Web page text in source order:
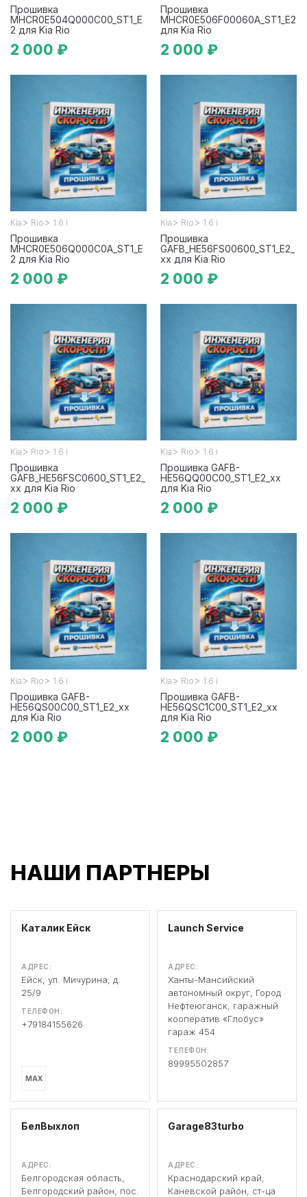
Прошивка
MHCR0E504Q000C00_ST1_E
2 для Kia Rio
2 000 ₽
Прошивка
MHCR0E506F00060A_ST1_E2
для Kia Rio
2 000 ₽
Kia > Rio > 1.6 i
Прошивка
MHCR0E506Q000C0A_ST1_E
2 для Kia Rio
2 000 ₽
Kia > Rio > 1.6 i
Прошивка
GAFB_HE56FS00600_ST1_E2_
xx для Kia Rio
2 000 ₽
Kia > Rio > 1.6 i
Прошивка
GAFB_HE56FSC0600_ST1_E2_
xx для Kia Rio
2 000 ₽
Kia > Rio > 1.6 i
Прошивка GAFB-
HE56QQ00C00_ST1_E2_xx
для Kia Rio
2 000 ₽
Kia > Rio > 1.6 i
Прошивка GAFB-
HE56QS00C00_ST1_E2_xx
для Kia Rio
2 000 ₽
Kia > Rio > 1.6 i
Прошивка GAFB-
HE56QSC1C00_ST1_E2_xx
для Kia Rio
2 000 ₽
НАШИ ПАРТНЕРЫ
Каталик Ейск
АДРЕС:
Ейск, ул. Мичурина, д.
25/9
ТЕЛЕФОН:
+79184155626
MAX
Launch Service
АДРЕС:
Ханты-Мансийский
автономный округ, Город
Нефтеюганск, гаражный
кооператив «Глобус»
гараж 454
ТЕЛЕФОН:
89995502857
БелВыхлоп
АДРЕС:
Белгородская область,
Белгородский район, пос.
Garage83turbo
АДРЕС:
Краснодарский край,
Каневской район, ст-ца